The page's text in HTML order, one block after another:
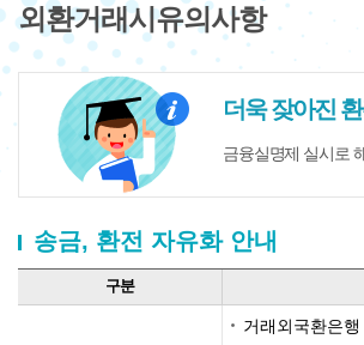
외환거래시유의사항
더욱 잦아진
금융실명제 실시로
송금, 환전 자유화 안내
구분
거래외국환은